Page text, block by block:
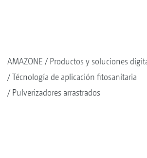
AMAZONE
Productos y soluciones
Técnología de aplicación fitosanitaria
Pulverizadores arrastrados